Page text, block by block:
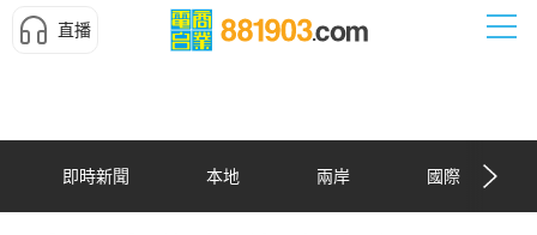
直播
即時新聞 本地 兩岸 國際